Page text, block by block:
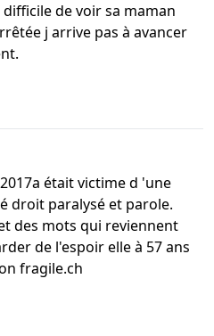
de voir sa maman
j arrive pas à avancer
était victime d 'une
droit paralysé et parole.
des mots qui reviennent
de l'espoir elle à 57 ans
fragile.ch